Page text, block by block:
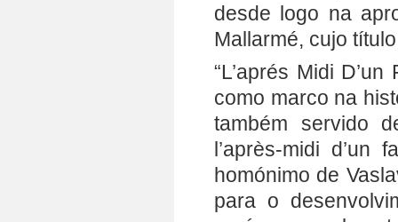
desde logo na
Mallarmé, cujo
“L’aprés Midi
como marco na
também servido
l’après-midi d’un
homónimo de
para o